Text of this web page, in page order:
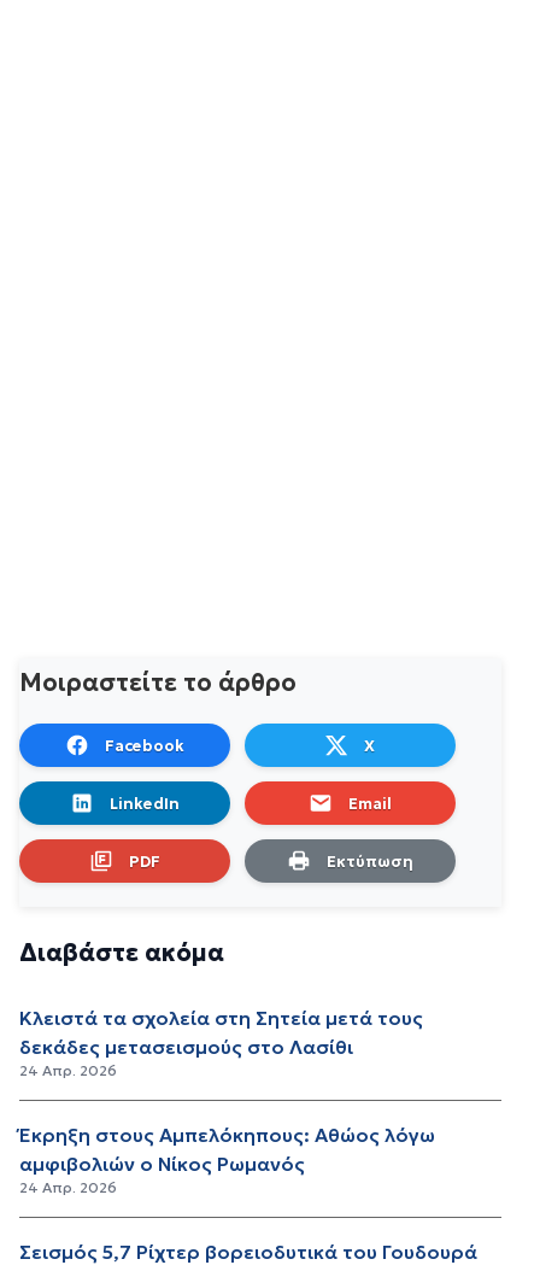
Μοιραστείτε το άρθρο
Facebook X
LinkedIn Email
PDF Εκτύπωση
Διαβάστε ακόμα
Κλειστά τα σχολεία στη Σητεία μετά τους
δεκάδες μετασεισμούς στο Λασίθι
24 Απρ. 2026
Έκρηξη στους Αμπελόκηπους: Αθώος λόγω
αμφιβολιών ο Νίκος Ρωμανός
24 Απρ. 2026
Σεισμός 5,7 Ρίχτερ βορειοδυτικά του Γουδουρά